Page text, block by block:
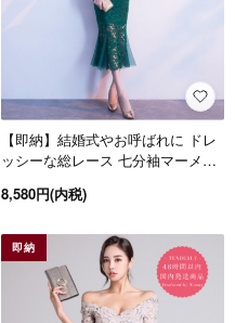
【即納】結婚式やお呼ばれに ドレ
ッシーな総レース 七分袖マーメー
8,580円(内税)
即納